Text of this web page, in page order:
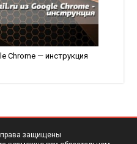
Chrome — инструкция
защищены